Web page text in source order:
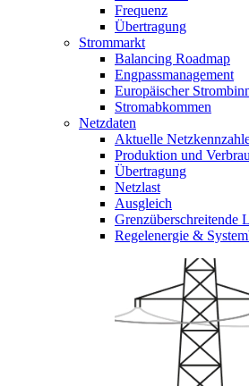
Frequenz
Übertragung
Strommarkt
Balancing Roadmap
Engpassmanagement
Europäischer
Stromabkommen
Netzdaten
Aktuelle
Produktion und
Übertragung
Netzlast
Ausgleich
Grenzüberschreitende
Regelenergie &